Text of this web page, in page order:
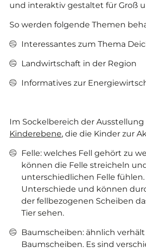
und interaktiv gestaltet für Groß
So werden folgende Themen
Interessantes zum Thema
Landwirtschaft in der Region
Informatives zur
Im Sockelbereich der Ausstellung
Kinderebene, die die Kinder zur
Felle: welches Fell gehört zu
können die Felle streicheln
unterschiedlichen Felle fühlen.
Unterschiede und können
der fellbezogenen Scheiben
Tier sehen.
Baumscheiben: ähnlich
Baumscheiben. Es sind